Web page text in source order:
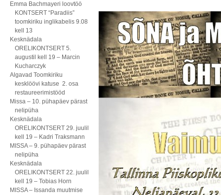
Emma Bachmayeri loovtöö
KONTSERT “Paradiis”
toomkiriku inglikabelis 9.08
kell 13
Kesknädala
ORELIKONTSERT 5.
augustil kell 19 – Marcin
Kucharczyk
Algavad Toomkiriku
kesklöövi katuse 2. osa
restaureerimistööd
Missa – 10. pühapäev pärast
nelipüha
Kesknädala
ORELIKONTSERT 29. juulil
kell 19 – Kadri Traksmann
MISSA – 9. pühapäev pärast
nelipüha
Kesknädala
ORELIKONTSERT 22. juulil
kell 19 – Tobias Horn
MISSA – Issanda muutmise